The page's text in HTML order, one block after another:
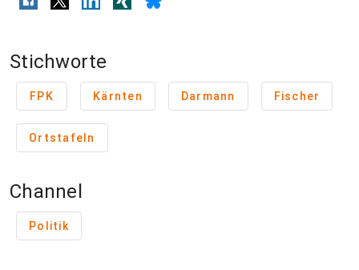
Stichworte
FPK Kärnten Darmann Fischer
Ortstafeln
Channel
Politik